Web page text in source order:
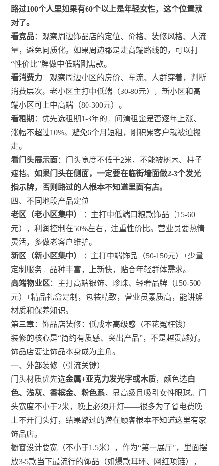
路过100个人里如果有60个以上是年轻女性，这个位置就
对了。
看竞品：观察周边饰品店的定位、价格、装修风格、人流
量，避免同质化。如果周边都是走高端路线的，可以打
“性价比”牌做中低端刚需款。
看消费力：观察周边小区的房价、车流、人群穿着，判断
消费层次。老小区主打中低端（30-80元），新小区和高
端小区可上中高端（80-300元）。
看租期 ：优先选租期1-3年的，问清租金是否逐年上涨、
涨幅不超过10%。避免6个月短租，刚积累客户就被迫搬
走。
看门头展示面 ：门头宽度不低于2米，不能被树木、柱子
遮挡。如果门头在侧面，一定要在临街墙面做2-3个发光
指示牌，否则路过的人根本不知道里面有店。
四、不同地段产品定位
老区（老小区集中）
：主打中低端口粮款饰品（15-60
元），利润控制在50%左右，注重性价比。营业员要热情
灵活，多做老客户维护。
新区（新小区集中）
：主打中端饰品（50-150元）+少量
定制服务，品种丰富，上新快，贴合年轻群体需求。
高端物业区 ：主打高端银饰、珍珠、轻奢品牌（150-500
元）+精品礼盒定制，包装精致，营业员素质高，能讲解
材质和保养知识。
第三章：饰品店装修：低成本高级感（不花冤枉钱）
装修的核心是“简约有质感、突出产品”，不是越贵越好。
饰品店要让饰品本身成为主角。
一、外部装修（引流关键）
门头材质优先选金属+亚克力发光字或木质，颜色选白
色、浅灰、香槟金、粉色系，显高级且吸引女性眼球。门
头宽度不小于2米，晚上必须开灯——很多为了省电费晚
上不开门头灯，结果路过的潜在顾客根本不知道这里有家
饰品店。
橱窗设计要宽（不小于1.5米），作为“第一展厅”，里面摆
放3-5款当下最流行的饰品（如爆款耳环、网红项链），